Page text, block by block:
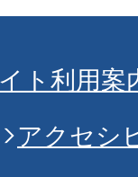
ト利用案
アクセシ